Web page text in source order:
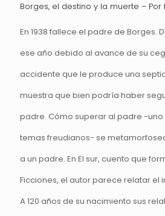
Borges, el destino y la muerte – Por
En 1938 fallece el padre de Borges.
ese año debido al avance de su
accidente que le produce una
muestra que bien podría haber
padre. Cómo superar al padre -
temas freudianos- se
a un padre. En El sur, cuento que
Ficciones, el autor parece relatar el
A 120 años de su nacimiento sus